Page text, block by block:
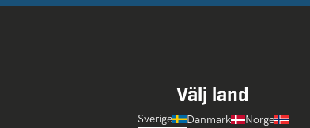
Välj land
Sverige Danmark Norge